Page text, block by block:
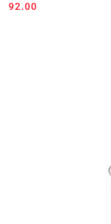
Cena:
92.00